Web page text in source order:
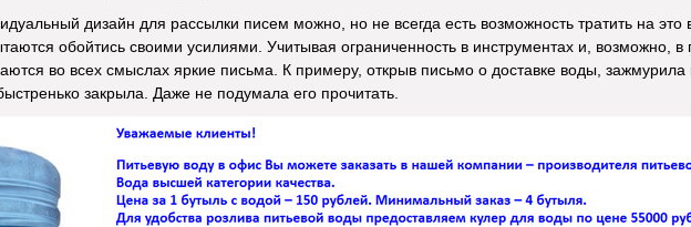
дизайн для рассылки писем можно, но не всегда есть возможность тратить на
обойтись своими усилиями. Учитывая ограниченность в инструментах и, возможно, в
во всех смыслах яркие письма. К примеру, открыв письмо о доставке воды, зажмурила
закрыла. Даже не подумала его прочитать.